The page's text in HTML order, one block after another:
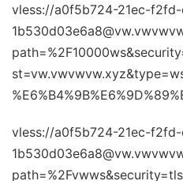
vless://a0f5b724-21ec-
vless://a0f5b724-21ec-